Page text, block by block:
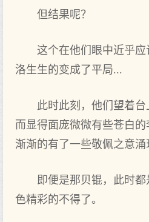
但结果呢？
这个在他们眼中近乎
洛生生的变成了平局...
此时此刻，他们望着
而显得面庞微微有些苍白的
渐渐的有了一些敬佩之意涌
即便是那贝锟，此时
色精彩的不得了。